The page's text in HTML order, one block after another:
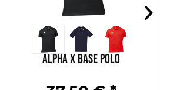
Alpha X Base Polo